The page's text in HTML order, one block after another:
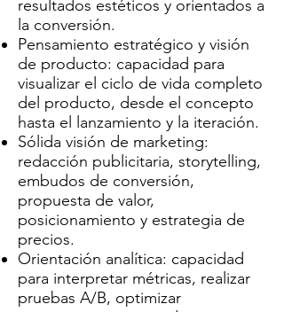
resultados estéticos y orientados a
la conversión.
Pensamiento estratégico y visión
de producto: capacidad para
visualizar el ciclo de vida completo
del producto, desde el concepto
hasta el lanzamiento y la iteración.
Sólida visión de marketing:
redacción publicitaria, storytelling,
embudos de conversión,
propuesta de valor,
posicionamiento y estrategia de
precios.
Orientación analítica: capacidad
para interpretar métricas, realizar
pruebas A/B, optimizar